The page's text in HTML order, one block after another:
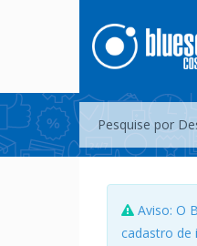
Aviso: O
cadastro de